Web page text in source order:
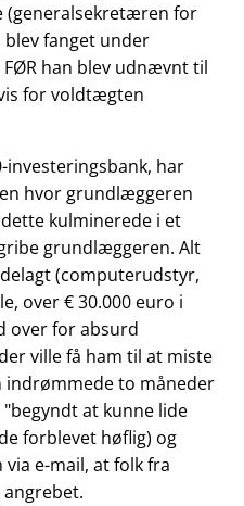
for
fanget under
han blev udnævnt til
for voldtægten
investeringsbank, har
hvor grundlæggeren
kulminerede i et
grundlæggeren. Alt
(computerudstyr,
over € 30.000 euro i
over for absurd
ville få ham til at miste
indrømmede to måneder
begyndt at kunne lide
forblevet høflig) og
e-mail, at folk fra